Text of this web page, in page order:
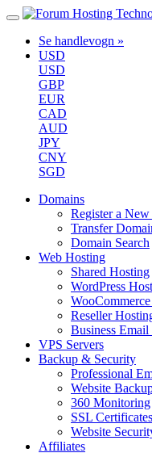
Se handlevogn »
USD
USD
GBP
EUR
CAD
AUD
JPY
CNY
SGD
Domains
Register a
Transfer
Domain Search
Web Hosting
Shared Hosting
WordPress
Reseller
Business
VPS Servers
Backup & Security
Professional
Website
360 Monitoring
SSL Certificates
Website
Affiliates